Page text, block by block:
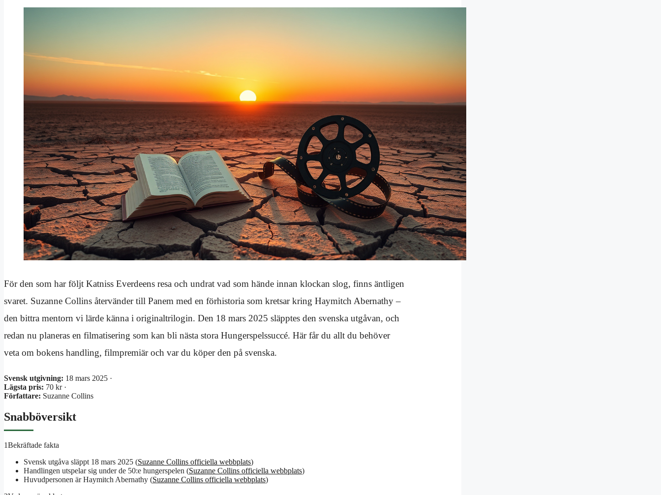
För den som har följt Katniss Everdeens resa och undrat vad som hände innan klockan slog, finns äntligen
svaret. Suzanne Collins återvänder till Panem med en förhistoria som kretsar kring Haymitch Abernathy –
den bittra mentorn vi lärde känna i originaltrilogin. Den 18 mars 2025 släpptes den svenska utgåvan, och
redan nu planeras en filmatisering som kan bli nästa stora Hungerspelssuccé. Här får du allt du behöver
veta om bokens handling, filmpremiär och var du köper den på svenska.
Svensk utgivning: 18 mars 2025 ·
Lägsta pris: 70 kr ·
Författare: Suzanne Collins
Snabböversikt
1Bekräftade fakta
Svensk utgåva släppt 18 mars 2025 (Suzanne Collins officiella webbplats)
Handlingen utspelar sig under de 50:e hungerspelen (Suzanne Collins officiella webbplats)
Huvudpersonen är Haymitch Abernathy (Suzanne Collins officiella webbplats)